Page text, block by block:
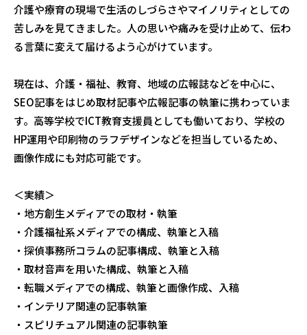
介護や療育の現場で生活のしづらさやマイノリティとしての
苦しみを見てきました。人の思いや痛みを受け止めて、伝わ
る言葉に変えて届けるよう心がけています。
現在は、介護・福祉、教育、地域の広報誌などを中心に、
SEO記事をはじめ取材記事や広報記事の執筆に携わっていま
す。高等学校でICT教育支援員としても働いており、学校の
HP運用や印刷物のラフデザインなどを担当しているため、
画像作成にも対応可能です。
＜実績＞
・地方創生メディアでの取材・執筆
・介護福祉系メディアでの構成、執筆と入稿
・探偵事務所コラムの記事構成、執筆と入稿
・取材音声を用いた構成、執筆と入稿
・転職メディアでの構成、執筆と画像作成、入稿
・インテリア関連の記事執筆
・スピリチュアル関連の記事執筆